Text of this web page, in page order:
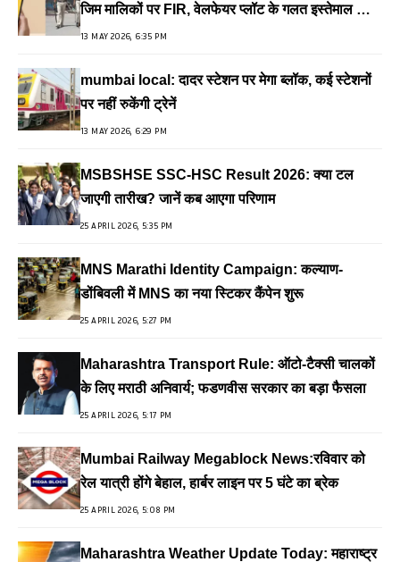
जिम मालिकों पर FIR, वेलफेयर प्लॉट के गलत इस्तेमाल का
आरोप
13 MAY 2026, 6:35 PM
mumbai local: दादर स्टेशन पर मेगा ब्लॉक, कई स्टेशनों
पर नहीं रुकेंगी ट्रेनें
13 MAY 2026, 6:29 PM
MSBSHSE SSC-HSC Result 2026: क्या टल
जाएगी तारीख? जानें कब आएगा परिणाम
25 APRIL 2026, 5:35 PM
MNS Marathi Identity Campaign: कल्याण-
डोंबिवली में MNS का नया स्टिकर कैंपेन शुरू
25 APRIL 2026, 5:27 PM
Maharashtra Transport Rule: ऑटो-टैक्सी चालकों
के लिए मराठी अनिवार्य; फडणवीस सरकार का बड़ा फैसला
25 APRIL 2026, 5:17 PM
Mumbai Railway Megablock News:रविवार को
रेल यात्री होंगे बेहाल, हार्बर लाइन पर 5 घंटे का ब्रेक
25 APRIL 2026, 5:08 PM
Maharashtra Weather Update Today: महाराष्ट्र